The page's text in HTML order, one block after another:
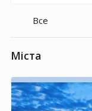
Все
Міста